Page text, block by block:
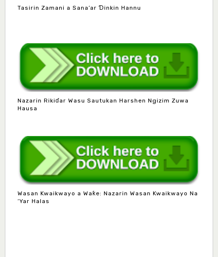
Tasirin Zamani a Sana’ar Ɗinkin Hannu
Nazarin Rikiɗar Wasu Sautukan Harshen Ngizim Zuwa
Hausa
Wasan Kwaikwayo a Waƙe: Nazarin Wasan Kwaikwayo Na
‘Yar Halas